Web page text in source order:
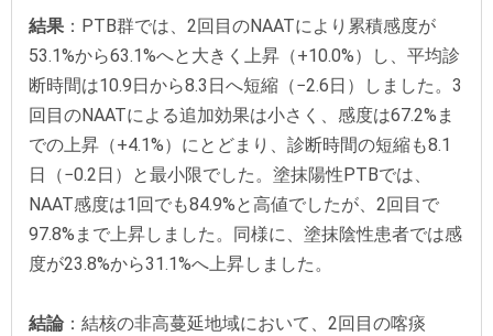
結果 ：PTB群では、2回目のNAATにより累積感度が
53.1%から63.1%へと大きく上昇（+10.0%）し、平均診
断時間は10.9日から8.3日へ短縮（−2.6日）しました。3
回目のNAATによる追加効果は小さく、感度は67.2%ま
での上昇（+4.1%）にとどまり、診断時間の短縮も8.1
日（−0.2日）と最小限でした。塗抹陽性PTBでは、
NAAT感度は1回でも84.9%と高値でしたが、2回目で
97.8%まで上昇しました。同様に、塗抹陰性患者では感
度が23.8%から31.1%へ上昇しました。
結論：結核の非高蔓延地域において、2回目の喀痰